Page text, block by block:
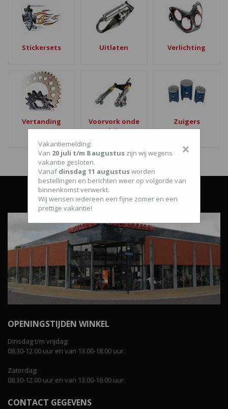
Stickersets Uitlaten Verlichting
Vertanding
Voorvork onde
rdelen
Zuigers
OPENINGSTIJDEN WINKEL
Dinsdag t/m vrijdag:
08.30-12.00 uur en van 13.00-18.00 uur.
Zaterdag:
08.30-12.00 uur en van 13.00-16.00 uur.
CONTACT GEGEVENS
×
Vakantiemelding:
Van 20 juli t/m 8 augustus zijn wij wegens
vakantie gesloten.
Vanafdinsdag 11 augustusworden
bestellingen en berichten weer op volgorde van
binnenkomst verwerkt.
Wij wensen iedereen een fijne zomer en een
prettige vakantie!